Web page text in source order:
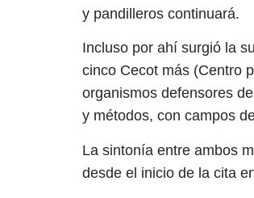
y pandilleros continuará.
Incluso por ahí surgió la
cinco Cecot más (Centro
organismos defensores
y métodos, con campos
La sintonía entre ambos
desde el inicio de la cita